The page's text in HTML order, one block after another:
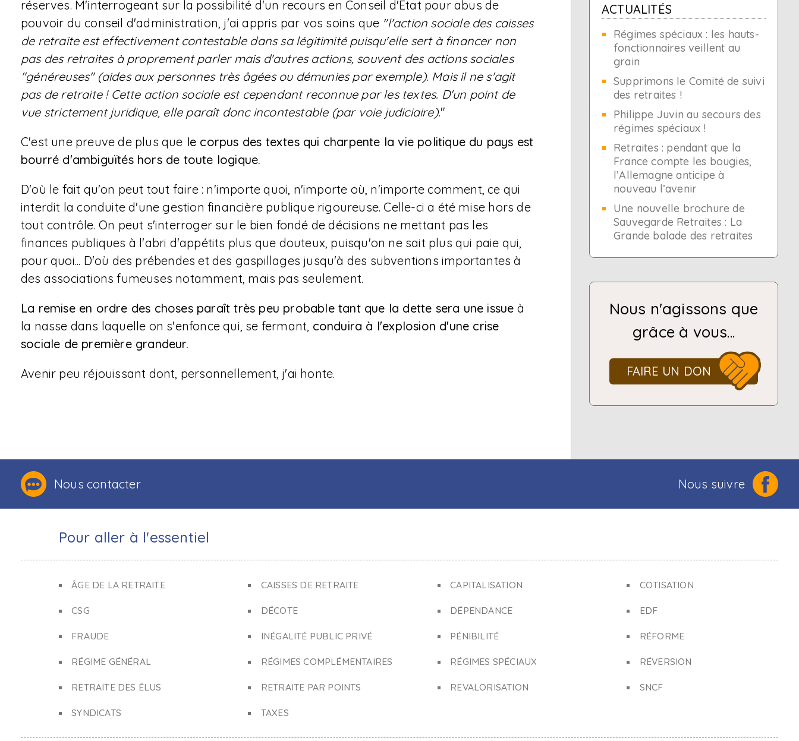
réserves. M'interrogeant sur la possibilité d'un recours en Conseil d'Etat pour abus de
pouvoir du conseil d'administration, j'ai appris par vos soins que "l'action sociale des caisses
de retraite est effectivement contestable dans sa légitimité puisqu'elle sert à financer non
pas des retraites à proprement parler mais d'autres actions, souvent des actions sociales
"généreuses" (aides aux personnes très âgées ou démunies par exemple). Mais il ne s'agit
pas de retraite ! Cette action sociale est cependant reconnue par les textes. D'un point de
vue strictement juridique, elle paraît donc incontestable (par voie judiciaire)."
C'est une preuve de plus que le corpus des textes qui charpente la vie politique du pays est
bourré d'ambiguïtés hors de toute logique.
D'où le fait qu'on peut tout faire : n'importe quoi, n'importe où, n'importe comment, ce qui
interdit la conduite d'une gestion financière publique rigoureuse. Celle-ci a été mise hors de
tout contrôle. On peut s'interroger sur le bien fondé de décisions ne mettant pas les
finances publiques à l'abri d'appétits plus que douteux, puisqu'on ne sait plus qui paie qui,
pour quoi... D'où des prébendes et des gaspillages jusqu'à des subventions importantes à
des associations fumeuses notamment, mais pas seulement.
La remise en ordre des choses paraît très peu probable tant que la dette sera une issue à
la nasse dans laquelle on s'enfonce qui, se fermant, conduira à l'explosion d'une crise
sociale de première grandeur.
Avenir peu réjouissant dont, personnellement, j'ai honte.
ACTUALITÉS
Régimes spéciaux : les hauts-
fonctionnaires veillent au
grain
Supprimons le Comité de suivi
des retraites !
Philippe Juvin au secours des
régimes spéciaux !
Retraites : pendant que la
France compte les bougies,
l’Allemagne anticipe à
nouveau l’avenir
Une nouvelle brochure de
Sauvegarde Retraites : La
Grande balade des retraites
Nous n'agissons que
grâce à vous...
FAIRE UN DON
Nous contacter Nous suivre
Pour aller à l'essentiel
ÂGE DE LA RETRAITE CAISSES DE RETRAITE CAPITALISATION COTISATION
CSG DÉCOTE DÉPENDANCE EDF
FRAUDE INÉGALITÉ PUBLIC PRIVÉ PÉNIBILITÉ RÉFORME
RÉGIME GÉNÉRAL RÉGIMES COMPLÉMENTAIRES RÉGIMES SPÉCIAUX RÉVERSION
RETRAITE DES ÉLUS RETRAITE PAR POINTS REVALORISATION SNCF
SYNDICATS TAXES